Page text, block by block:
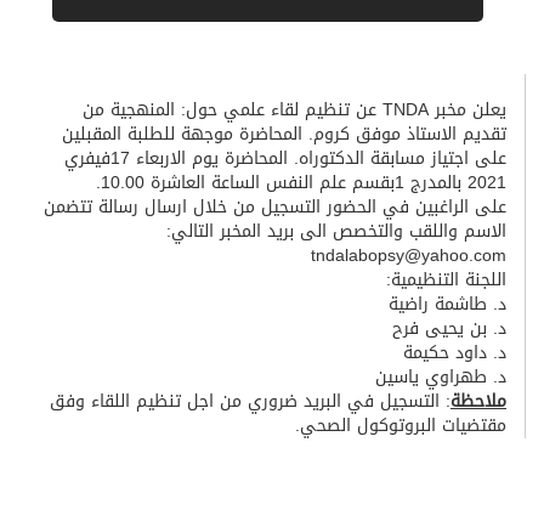
يعلن مخبر TNDA عن تنظيم لقاء علمي حول: المنهجية من
تقديم الاستاذ موفق كروم. المحاضرة موجهة للطلبة المقبلين
على اجتياز مسابقة الدكتوراه. المحاضرة يوم الاربعاء 17فيفري
2021 بالمدرج 1بقسم علم النفس الساعة العاشرة 10.00.
على الراغبين في الحضور التسجيل من خلال ارسال رسالة تتضمن
الاسم واللقب والتخصص الى بريد المخبر التالي:
tndalabopsy@yahoo.com
اللجنة التنظيمية:
د. طاشمة راضية
د. بن يحيى فرح
د. داود حكيمة
د. طهراوي ياسين
ملاحظة: التسجيل في البريد ضروري من اجل تنظيم اللقاء وفق
مقتضيات البروتوكول الصحي.